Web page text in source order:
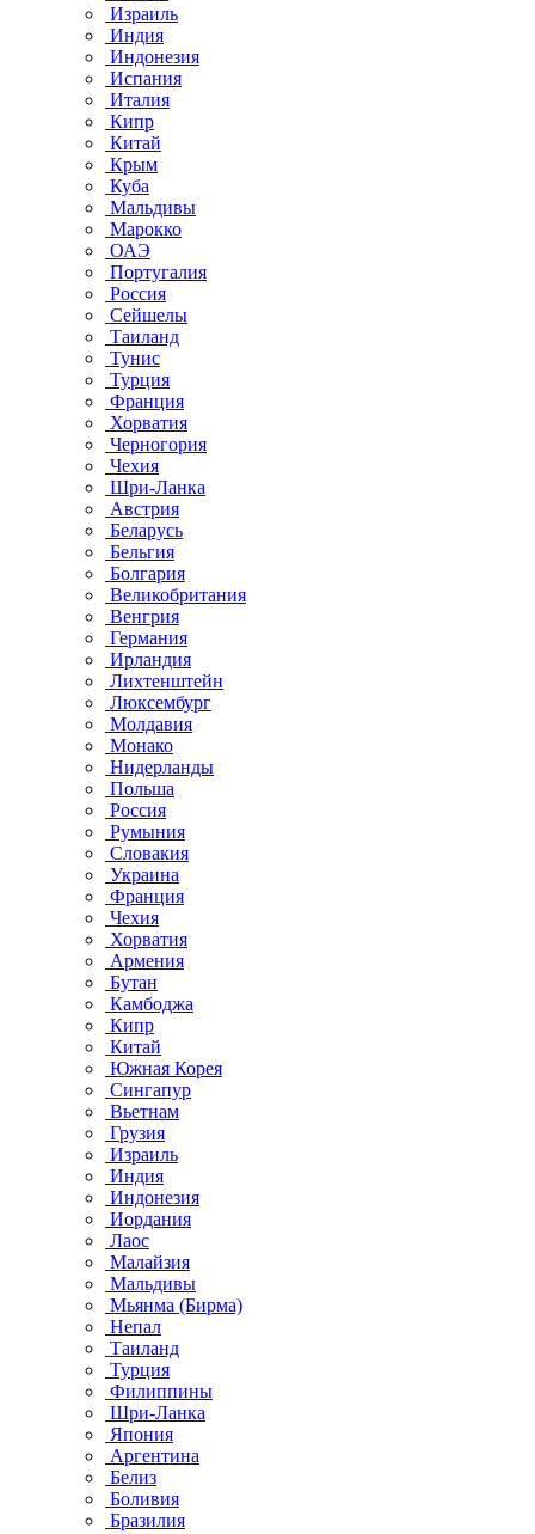
Израиль
Индия
Индонезия
Испания
Италия
Кипр
Китай
Крым
Куба
Мальдивы
Марокко
ОАЭ
Португалия
Россия
Сейшелы
Таиланд
Тунис
Турция
Франция
Хорватия
Черногория
Чехия
Шри-Ланка
Австрия
Беларусь
Бельгия
Болгария
Великобритания
Венгрия
Германия
Ирландия
Лихтенштейн
Люксембург
Молдавия
Монако
Нидерланды
Польша
Россия
Румыния
Словакия
Украина
Франция
Чехия
Хорватия
Армения
Бутан
Камбоджа
Кипр
Китай
Южная Корея
Сингапур
Вьетнам
Грузия
Израиль
Индия
Индонезия
Иордания
Лаос
Малайзия
Мальдивы
Мьянма (Бирма)
Непал
Таиланд
Турция
Филиппины
Шри-Ланка
Япония
Аргентина
Белиз
Боливия
Бразилия